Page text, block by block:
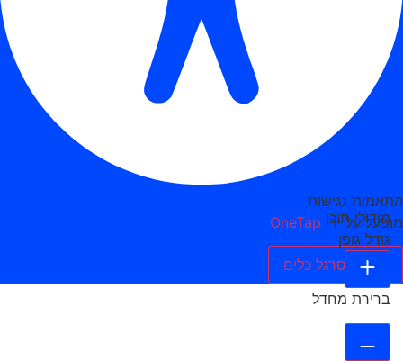
התאמות נגישות
מופעל על ידי OneTap
הסתר סרגל כלים
מודולי תוכן
גודל גופן
ברירת מחדל